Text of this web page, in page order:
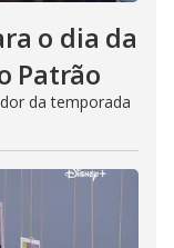
o dia da
Patrão
da temporada